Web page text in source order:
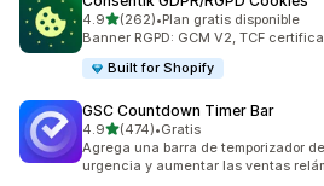
4.9de 5 estrellas
(262)
262 reseñas en total
•Plan gratis disponible
Banner RGPD: GCM V2, TCF
Built for Shopify
GSC Countdown Timer Bar
4.9de 5 estrellas
(474)
474 reseñas en total
•Gratis
Agrega una barra de temporizador
urgencia y aumentar las ventas